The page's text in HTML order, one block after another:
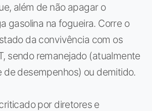
além de não apagar o
gasolina na fogueira. Corre o
da convivência com os
sendo remanejado (atualmente
de desempenhos) ou demitido.
por diretores e